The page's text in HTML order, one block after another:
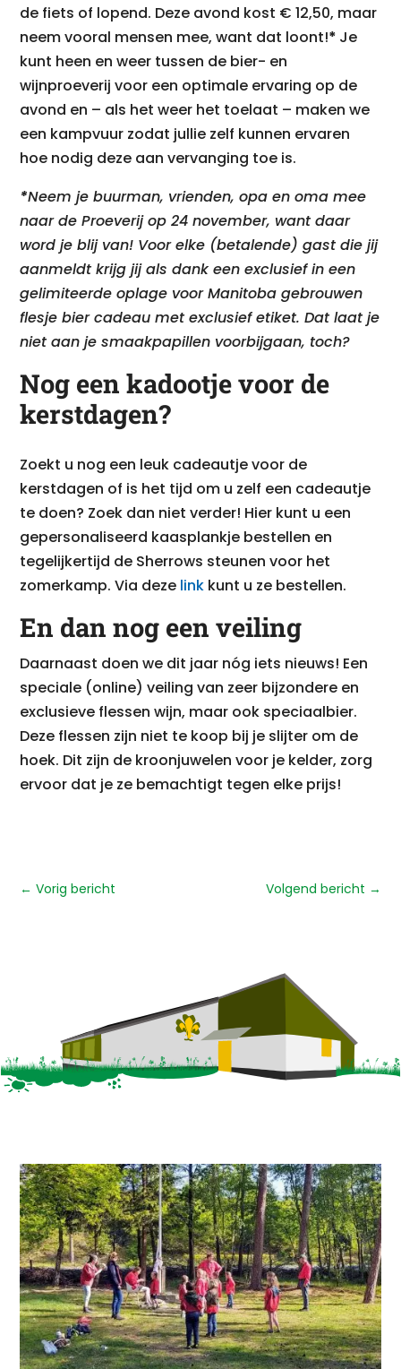
de fiets of lopend. Deze avond kost € 12,50, maar
neem vooral mensen mee, want dat loont!* Je
kunt heen en weer tussen de bier- en
wijnproeverij voor een optimale ervaring op de
avond en – als het weer het toelaat – maken we
een kampvuur zodat jullie zelf kunnen ervaren
hoe nodig deze aan vervanging toe is.
*Neem je buurman, vrienden, opa en oma mee
naar de Proeverij op 24 november, want daar
word je blij van! Voor elke (betalende) gast die jij
aanmeldt krijg jij als dank een exclusief in een
gelimiteerde oplage voor Manitoba gebrouwen
flesje bier cadeau met exclusief etiket. Dat laat je
niet aan je smaakpapillen voorbijgaan, toch?
Nog een kadootje voor de
kerstdagen?
Zoekt u nog een leuk cadeautje voor de
kerstdagen of is het tijd om u zelf een cadeautje
te doen? Zoek dan niet verder! Hier kunt u een
gepersonaliseerd kaasplankje bestellen en
tegelijkertijd de Sherrows steunen voor het
zomerkamp. Via deze link kunt u ze bestellen.
En dan nog een veiling
Daarnaast doen we dit jaar nóg iets nieuws! Een
speciale (online) veiling van zeer bijzondere en
exclusieve flessen wijn, maar ook speciaalbier.
Deze flessen zijn niet te koop bij je slijter om de
hoek. Dit zijn de kroonjuwelen voor je kelder, zorg
ervoor dat je ze bemachtigt tegen elke prijs!
←Vorig bericht Volgend bericht →